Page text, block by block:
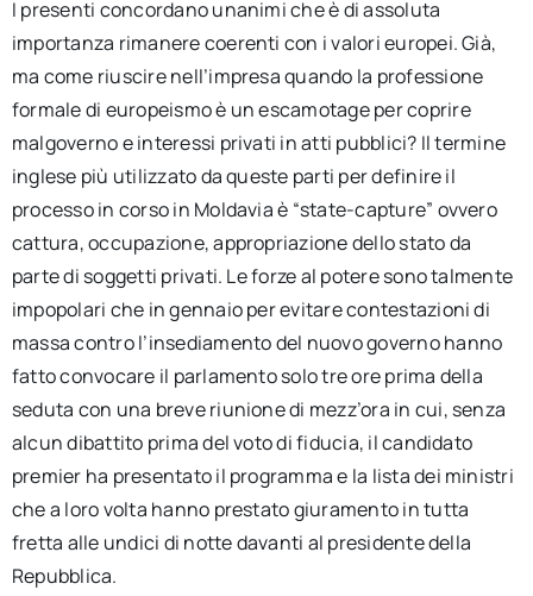
I presenti concordano unanimi che è di assoluta
importanza rimanere coerenti con i valori europei. Già,
ma come riuscire nell’impresa quando la professione
formale di europeismo è un escamotage per coprire
malgoverno e interessi privati in atti pubblici? Il termine
inglese più utilizzato da queste parti per definire il
processo in corso in Moldavia è “state-capture” ovvero
cattura, occupazione, appropriazione dello stato da
parte di soggetti privati. Le forze al potere sono talmente
impopolari che in gennaio per evitare contestazioni di
massa contro l’insediamento del nuovo governo hanno
fatto convocare il parlamento solo tre ore prima della
seduta con una breve riunione di mezz’ora in cui, senza
alcun dibattito prima del voto di fiducia, il candidato
premier ha presentato il programma e la lista dei ministri
che a loro volta hanno prestato giuramento in tutta
fretta alle undici di notte davanti al presidente della
Repubblica.